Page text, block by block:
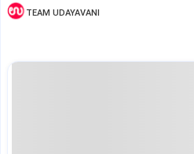
TEAM UDAYAVANI